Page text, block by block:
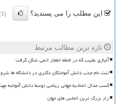
این مطلب را می پسندید؟ (1)
تازه ترین مطالب مرتبط
آلیاژی عجیب که در لحظه انفجار اتمی شکل گرفت
ثبت نام جذب دانش آموختگان دکتری در دانشگاه ها شروع شد ۲ شرط
کسب مدال اتحادیه جهانی ریاضی توسط دانش آموخته
راز بزرگ ترین الماس های جهان